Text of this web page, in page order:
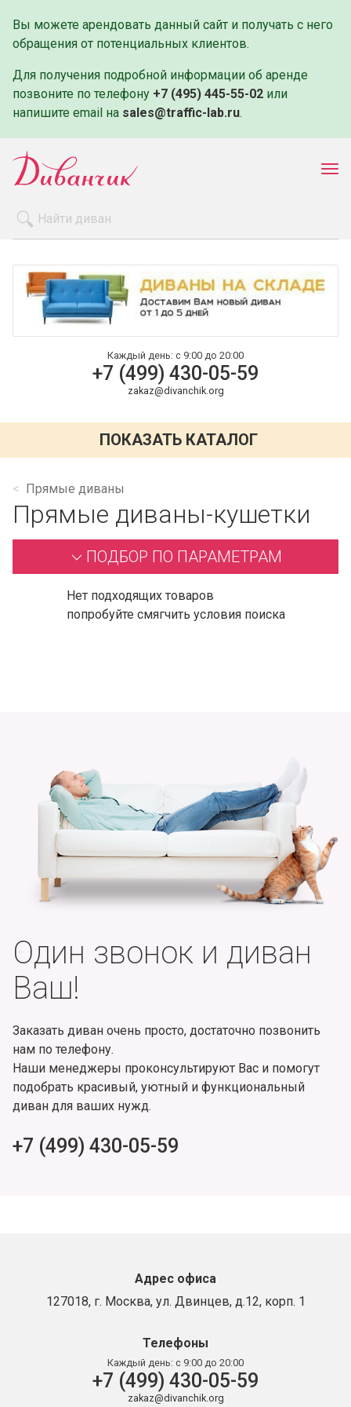
Вы можете арендовать данный сайт и получать с него
обращения от потенциальных клиентов.
Для получения подробной информации об аренде
позвоните по телефону +7 (495) 445-55-02 или
напишите email на sales@traffic-lab.ru.
Оплата и доставка
Контакты
Каждый день: с 9:00 до 20:00
+7 (499) 430-05-59
zakaz@divanchik.org
ПОКАЗАТЬ КАТАЛОГ
Прямые диваны
Прямые диваны-кушетки
ПОДБОР ПО ПАРАМЕТРАМ
Нет подходящих товаров
попробуйте смягчить условия поиска
Один звонок и диван
Ваш!
Заказать диван очень просто, достаточно позвонить
нам по телефону.
Наши менеджеры проконсультируют Вас и помогут
подобрать красивый, уютный и функциональный
диван для ваших нужд.
+7 (499) 430-05-59
Адрес офиса
127018, г. Москва, ул. Двинцев, д.12, корп. 1
Телефоны
Каждый день: с 9:00 до 20:00
+7 (499) 430-05-59
zakaz@divanchik.org